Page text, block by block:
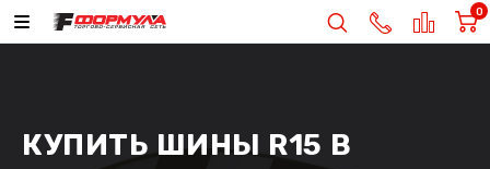
0
КУПИТЬ ШИНЫ R15 В